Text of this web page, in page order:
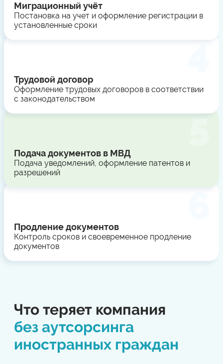
Миграционный учёт
Постановка на учет и оформление регистрации в
установленные сроки
Трудовой договор
Оформление трудовых договоров в соответствии
с законодательством
Подача документов в МВД
Подача уведомлений, оформление патентов и
разрешений
Продление документов
Контроль сроков и своевременное продление
документов
Что теряет компания
без аутсорсинга
иностранных граждан